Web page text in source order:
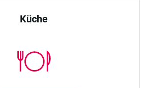
Küche